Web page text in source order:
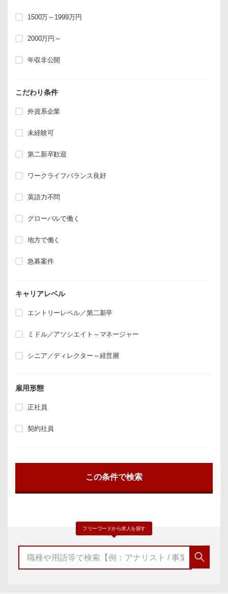
1500万～1999万円
2000万円～
年収非公開
こだわり条件
外資系企業
未経験可
第二新卒歓迎
ワークライフバランス良好
英語力不問
グローバルで働く
地方で働く
急募案件
キャリアレベル
エントリーレベル／第二新卒
ミドル／アソシエイト～マネージャー
シニア／ディレクター～経営層
雇用形態
正社員
契約社員
フリーワードから求人を探す